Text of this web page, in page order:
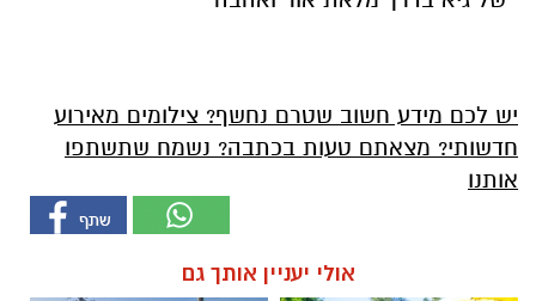
יש לכם מידע חשוב שטרם נחשף? צילומים מאירוע
חדשותי? מצאתם טעות בכתבה? נשמח שתשתפו
אותנו
אולי יעניין אותך גם